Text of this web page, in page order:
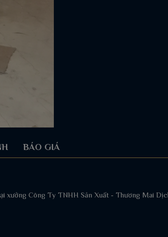
BÁO GIÁ
xưởng Công Ty TNHH Sản Xuất - Thương Mai